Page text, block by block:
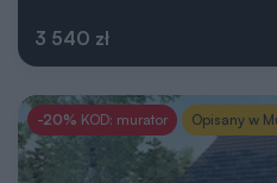
3 540 zł
-20% KOD: murator Opisany w